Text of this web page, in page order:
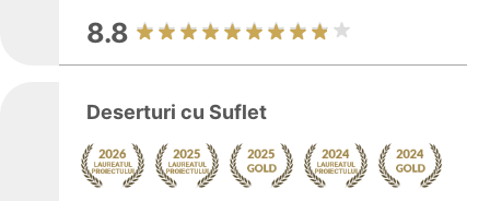
8.8
Deserturi cu Suflet